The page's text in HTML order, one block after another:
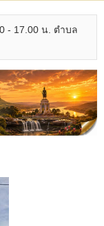
- 17.00 น. ตำบล